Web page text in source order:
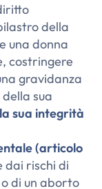
della
una donna
costringere
gravidanza
sua
sua integrità
(articolo
dai rischi di
di un aborto